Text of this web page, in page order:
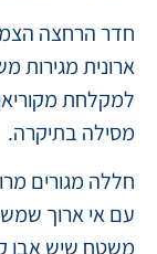
ארונית מגירות
למקלחת
מסילה בתיקרה.
חללה מגורים
עם אי ארוך
משטח שיש אבן